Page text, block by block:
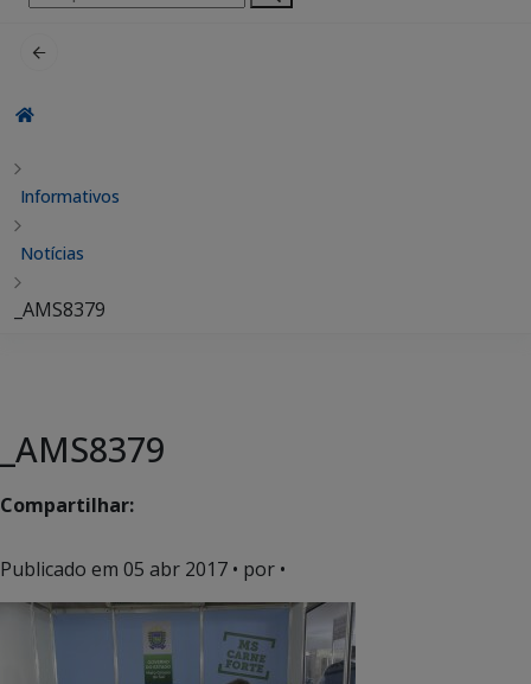
por:
Informativos
Notícias
_AMS8379
_AMS8379
Compartilhar:
Publicado em 05 abr 2017 • por •